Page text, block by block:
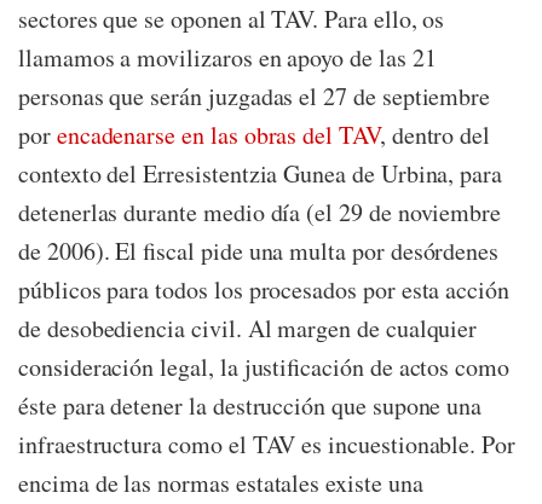
sectores que se oponen al TAV. Para ello, os
llamamos a movilizaros en apoyo de las 21
personas que serán juzgadas el 27 de septiembre
porencadenarse en las obras del TAV, dentro del
contexto del Erresistentzia Gunea de Urbina, para
detenerlas durante medio día (el 29 de noviembre
de 2006). El fiscal pide una multa por desórdenes
públicos para todos los procesados por esta acción
de desobediencia civil. Al margen de cualquier
consideración legal, la justificación de actos como
éste para detener la destrucción que supone una
infraestructura como el TAV es incuestionable. Por
encima de las normas estatales existe una